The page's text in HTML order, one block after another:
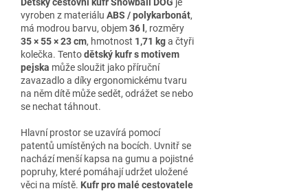
vyroben z materiálu ABS / polykarbonát,
má modrou barvu, objem36 l , rozměry
35 × 55 × 23 cm, hmotnost 1,71 kga čtyři
kolečka. Tentodětský kufr s motivem
pejska může sloužit jako příruční
zavazadlo a díky ergonomickému tvaru
na něm dítě může sedět, odrážet se nebo
se nechat táhnout.
Hlavní prostor se uzavírá pomocí
patentů umístěných na bocích. Uvnitř se
nachází menší kapsa na gumu a pojistné
popruhy, které pomáhají udržet uložené
věci na místě. Kufr pro malé cestovatele